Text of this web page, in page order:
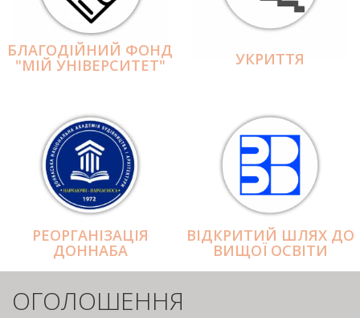
БЛАГОДІЙНИЙ ФОНД
"МІЙ УНІВЕРСИТЕТ" УКРИТТЯ
РЕОРГАНІЗАЦІЯ
ДОННАБА
ВІДКРИТИЙ ШЛЯХ ДО
ВИЩОЇ ОСВІТИ
ОГОЛОШЕННЯ